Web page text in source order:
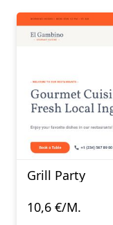
Grill Party
10,6 €/M.